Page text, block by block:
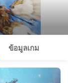
ข้อมูลเกม